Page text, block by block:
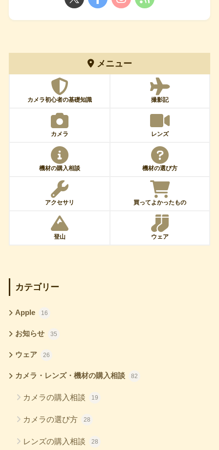
メニュー
カメラ初心者の基礎知識 撮影記
カメラ レンズ
機材の購入相談 機材の選び方
アクセサリ 買ってよかったもの
登山 ウェア
カテゴリー
Apple 16
お知らせ 35
ウェア 26
カメラ・レンズ・機材の購入相談 82
カメラの購入相談 19
カメラの選び方 28
レンズの購入相談 28